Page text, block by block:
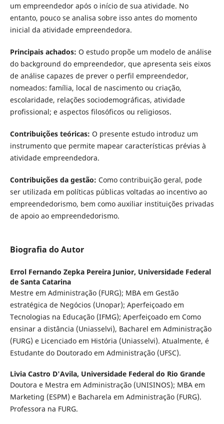
um empreendedor após o início de sua atividade. No
entanto, pouco se analisa sobre isso antes do momento
inicial da atividade empreendedora.
Principais achados: O estudo propõe um modelo de análise
do background do empreendedor, que apresenta seis eixos
de análise capazes de prever o perfil empreendedor,
nomeados: família, local de nascimento ou criação,
escolaridade, relações sociodemográficas, atividade
profissional; e aspectos filosóficos ou religiosos.
Contribuições teóricas: O presente estudo introduz um
instrumento que permite mapear características prévias à
atividade empreendedora.
Contribuições da gestão: Como contribuição geral, pode
ser utilizada em políticas públicas voltadas ao incentivo ao
empreendedorismo, bem como auxiliar instituições privadas
de apoio ao empreendedorismo.
Biografia do Autor
Errol Fernando Zepka Pereira Junior, Universidade Federal
de Santa Catarina
Mestre em Administração (FURG); MBA em Gestão
estratégica de Negócios (Unopar); Aperfeiçoado em
Tecnologias na Educação (IFMG); Aperfeiçoado em Como
ensinar a distância (Uniasselvi), Bacharel em Administração
(FURG) e Licenciado em História (Uniasselvi). Atualmente, é
Estudante do Doutorado em Administração (UFSC).
Livia Castro D'Avila, Universidade Federal do Rio Grande
Doutora e Mestra em Administração (UNISINOS); MBA em
Marketing (ESPM) e Bacharela em Administração (FURG).
Professora na FURG.